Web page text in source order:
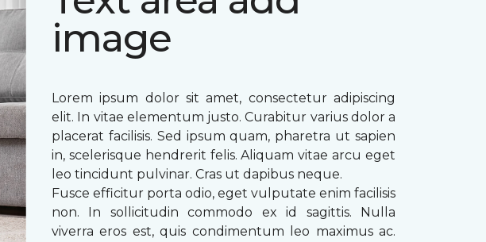
image
Lorem ipsum dolor sit amet, consectetur adipiscing
elit. In vitae elementum justo. Curabitur varius dolor a
placerat facilisis. Sed ipsum quam, pharetra ut sapien
in, scelerisque hendrerit felis. Aliquam vitae arcu eget
leo tincidunt pulvinar. Cras ut dapibus neque.
Fusce efficitur porta odio, eget vulputate enim facilisis
non. In sollicitudin commodo ex id sagittis. Nulla
viverra eros est, quis condimentum leo maximus ac.